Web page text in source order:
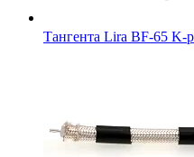
Тангента Lira BF-65 K-